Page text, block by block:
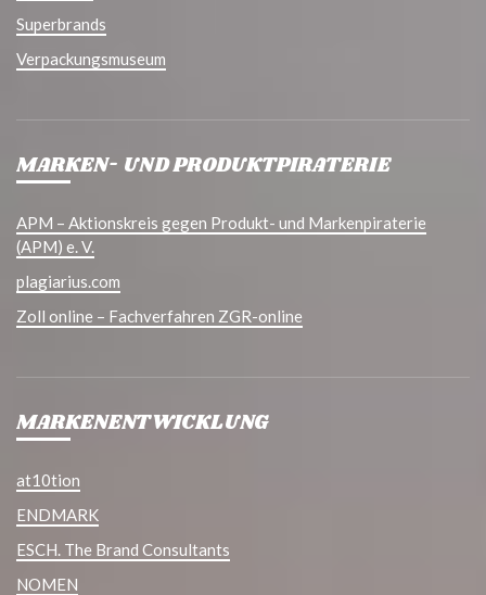
Superbrands
Verpackungsmuseum
MARKEN- UND PRODUKTPIRATERIE
APM – Aktionskreis gegen Produkt- und Markenpiraterie
(APM) e. V.
plagiarius.com
Zoll online – Fachverfahren ZGR-online
MARKENENTWICKLUNG
at10tion
ENDMARK
ESCH. The Brand Consultants
NOMEN